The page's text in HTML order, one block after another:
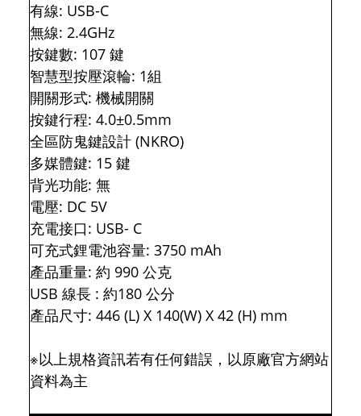
有線: USB-C
無線: 2.4GHz
按鍵數: 107 鍵
智慧型按壓滾輪: 1組
開關形式: 機械開關
按鍵行程: 4.0±0.5mm
全區防鬼鍵設計 (NKRO)
多媒體鍵: 15 鍵
背光功能: 無
電壓: DC 5V
充電接口: USB- C
可充式鋰電池容量: 3750 mAh
產品重量: 約 990 公克
USB 線長 : 約180 公分
產品尺寸: 446 (L) X 140(W) X 42 (H) mm
※以上規格資訊若有任何錯誤，以原廠官方網站
資料為主